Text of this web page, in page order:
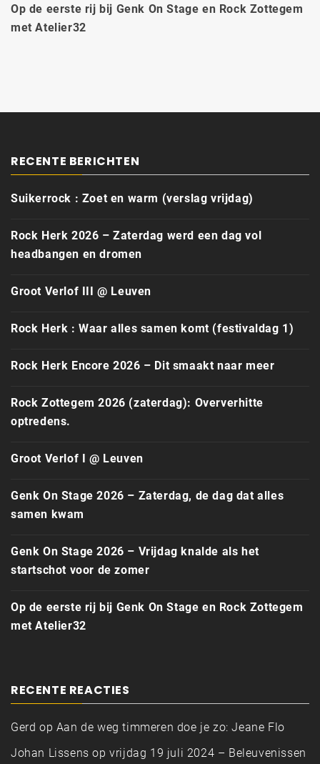
Op de eerste rij bij Genk On Stage en Rock Zottegem
met Atelier32
RECENTE BERICHTEN
Suikerrock : Zoet en warm (verslag vrijdag)
Rock Herk 2026 – Zaterdag werd een dag vol
headbangen en dromen
Groot Verlof III @ Leuven
Rock Herk : Waar alles samen komt (festivaldag 1)
Rock Herk Encore 2026 – Dit smaakt naar meer
Rock Zottegem 2026 (zaterdag): Oververhitte
optredens.
Groot Verlof I @ Leuven
Genk On Stage 2026 – Zaterdag, de dag dat alles
samen kwam
Genk On Stage 2026 – Vrijdag knalde als het
startschot voor de zomer
Op de eerste rij bij Genk On Stage en Rock Zottegem
met Atelier32
RECENTE REACTIES
Gerd op Aan de weg timmeren doe je zo: Jeane Flo
Johan Lissens opvrijdag 19 juli 2024 – Beleuvenissen